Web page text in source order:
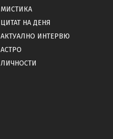
МИСТИКА
ЦИТАТ НА ДЕНЯ
АКТУАЛНО ИНТЕРВЮ
АСТРО
ЛИЧНОСТИ